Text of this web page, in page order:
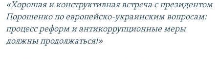
«Хорошая и конструктивная встреча с президентом
Порошенко по европейско-украинским вопросам:
процесс реформ и антикоррупционные меры
должны продолжаться!»